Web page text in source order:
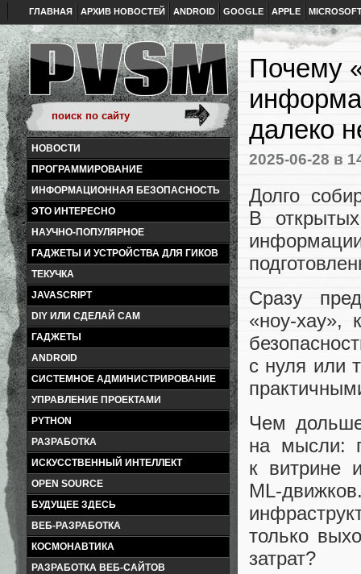
ГЛАВНАЯ АРХИВ НОВОСТЕЙ ANDROID GOOGLE APPLE
НОВОСТИ
ПРОГРАММИРОВАНИЕ
ИНФОРМАЦИОННАЯ БЕЗОПАСНОСТЬ
ЭТО ИНТЕРЕСНО
НАУЧНО-ПОПУЛЯРНОЕ
ГАДЖЕТЫ И УСТРОЙСТВА ДЛЯ ГИКОВ
ТЕКУЧКА
JAVASCRIPT
DIY ИЛИ СДЕЛАЙ САМ
ГАДЖЕТЫ
ANDROID
СИСТЕМНОЕ АДМИНИСТРИРОВАНИЕ
УПРАВЛЕНИЕ ПРОЕКТАМИ
PYTHON
РАЗРАБОТКА
ИСКУССТВЕННЫЙ ИНТЕЛЛЕКТ
OPEN SOURCE
БУДУЩЕЕ ЗДЕСЬ
ВЕБ-РАЗРАБОТКА
КОСМОНАВТИКА
РАЗРАБОТКА ВЕБ-САЙТОВ
Почему
далеко
2025-06-28 в
Долго
В
Сразу
«ноу‑хау»,
с нуля или
Чем
на мысли:
к витрине
только
затрат?